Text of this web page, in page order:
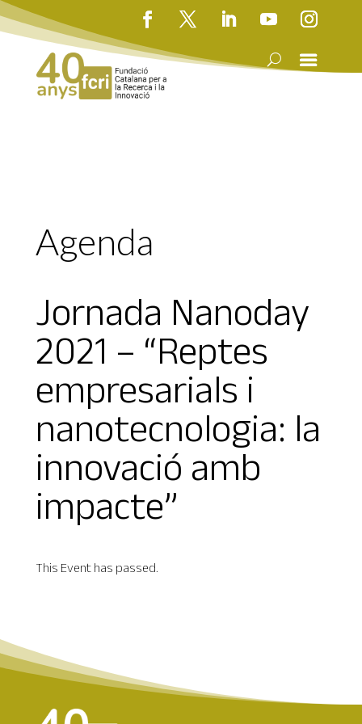
Agenda
Jornada Nanoday
2021 – “Reptes
empresarials i
nanotecnologia: la
innovació amb
impacte”
This Event has passed.